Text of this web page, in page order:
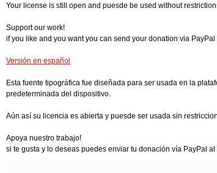
Your license is still open and puesde be used without
Support our work!
if you like and you want you can send your donation via PayPal
Versión en español
Esta fuente tipográfica fue diseñada para ser usada en la
predeterminada del dispositivo.
Aún así su licencia es abierta y puesde ser usada sin
Apoya nuestro trabajo!
si te gusta y lo deseas puedes enviar tu donación vía PayPal al